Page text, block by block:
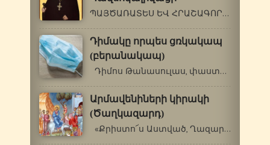
ՊԱՅԾԱՌԱՏԵՍ ԵՎ ՀՐԱՇԱԳՈՐԾ Դեկտեմբերի…
Դիմակը որպես ցռկակապ
(բերանակապ)
Դիմոս Թանասուլաս, փաստաբան, Հունաստան…
Արմավենիների կիրակի
(Ծաղկազարդ)
«Քրիստո՜ս Աստված, Ղազարոսին մեռելներից…